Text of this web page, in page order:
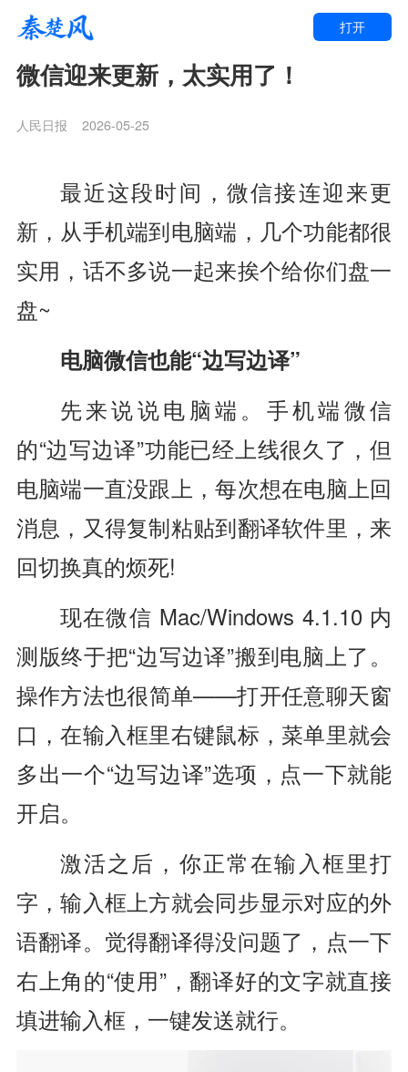
打开
微信迎来更新，太实用了！
人民日报 2026-05-25
最近这段时间， 微信接连迎来更
新， 从手机端到电脑端， 几个功能都很
实用， 话不多说一起来挨个给你们盘一
盘~
电脑微信也能“边写边译”
先来说说电脑端。手机端微信
的“边写边译”功能已经上线很久了，但
电脑端一直没跟上，每次想在电脑上回
消息，又得复制粘贴到翻译软件里，来
回切换真的烦死!
现在微信 Mac/Windows 4.1.10 内
测版终于把“边写边译”搬到电脑上了。
操作方法也很简单——打开任意聊天窗
口，在输入框里右键鼠标，菜单里就会
多出一个“边写边译”选项，点一下就能
开启。
激活之后，你正常在输入框里打
字，输入框上方就会同步显示对应的外
语翻译。觉得翻译得没问题了，点一下
右上角的“使用”，翻译好的文字就直接
填进输入框，一键发送就行。